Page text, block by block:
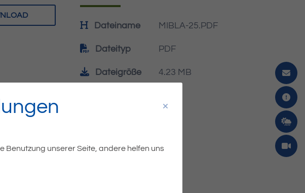
Dateiname MIBLA-25.PDF
Dateityp PDF
Dateigröße 4.23 MB
Benutzung unserer Seite, andere helfen uns